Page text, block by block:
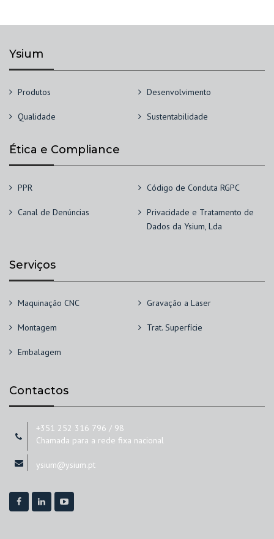
Ysium
Produtos Desenvolvimento
Qualidade Sustentabilidade
Ética e Compliance
PPR Código de Conduta RGPC
Canal de Denúncias
Privacidade e Tratamento de
Dados da Ysium, Lda
Serviços
Maquinação CNC Gravação a Laser
Montagem Trat. Superfície
Embalagem
Contactos
+351 252 316 796 / 98
Chamada para a rede fixa nacional
ysium@ysium.pt